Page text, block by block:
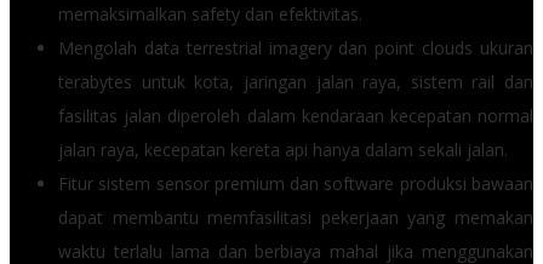
memaksimalkan safety dan efektivitas.
Mengolah data terrestrial imagery dan point clouds ukuran
terabytes untuk kota, jaringan jalan raya, sistem rail dan
fasilitas jalan diperoleh dalam kendaraan kecepatan normal
jalan raya, kecepatan kereta api hanya dalam sekali jalan.
Fitur sistem sensor premium dan software produksi bawaan
dapat membantu memfasilitasi pekerjaan yang memakan
waktu terlalu lama dan berbiaya mahal jika menggunakan